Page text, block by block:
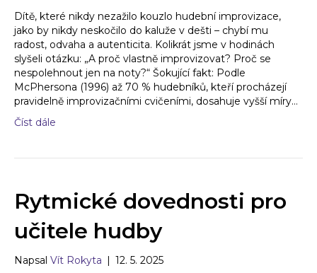
Dítě, které nikdy nezažilo kouzlo hudební improvizace,
jako by nikdy neskočilo do kaluže v dešti – chybí mu
radost, odvaha a autenticita. Kolikrát jsme v hodinách
slyšeli otázku: „A proč vlastně improvizovat? Proč se
nespolehnout jen na noty?“ Šokující fakt: Podle
McPhersona (1996) až 70 % hudebníků, kteří procházejí
pravidelně improvizačními cvičeními, dosahuje vyšší míry…
Číst dále
Rytmické dovednosti pro
učitele hudby
Napsal Vít Rokyta | 12. 5. 2025